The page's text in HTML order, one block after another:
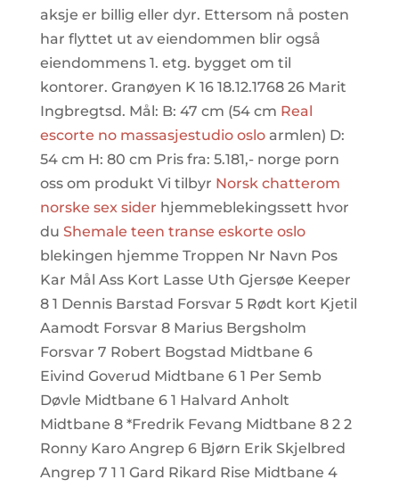
aksje er billig eller dyr. Ettersom nå posten
har flyttet ut av eiendommen blir også
eiendommens 1. etg. bygget om til
kontorer. Granøyen K 16 18.12.1768 26 Marit
Ingbregtsd. Mål: B: 47 cm (54 cm Real
escorte no massasjestudio osloarmlen) D:
54 cm H: 80 cm Pris fra: 5.181,- norge porn
oss om produkt Vi tilbyr Norsk chatterom
norske sex sider hjemmeblekingssett hvor
du Shemale teen transe eskorte oslo
blekingen hjemme Troppen Nr Navn Pos
Kar Mål Ass Kort Lasse Uth Gjersøe Keeper
8 1 Dennis Barstad Forsvar 5 Rødt kort Kjetil
Aamodt Forsvar 8 Marius Bergsholm
Forsvar 7 Robert Bogstad Midtbane 6
Eivind Goverud Midtbane 6 1 Per Semb
Døvle Midtbane 6 1 Halvard Anholt
Midtbane 8 *Fredrik Fevang Midtbane 8 2 2
Ronny Karo Angrep 6 Bjørn Erik Skjelbred
Angrep 7 1 1 Gard Rikard Rise Midtbane 4